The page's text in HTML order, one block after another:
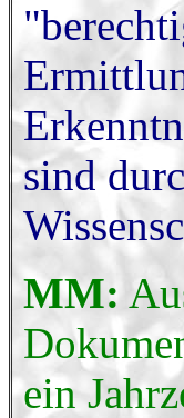
sind
MM:
ein